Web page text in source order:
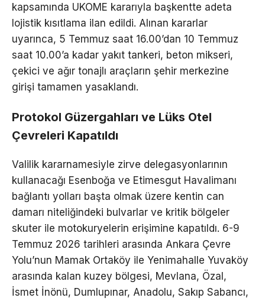
kapsamında UKOME kararıyla başkentte adeta
lojistik kısıtlama ilan edildi. Alınan kararlar
uyarınca, 5 Temmuz saat 16.00’dan 10 Temmuz
saat 10.00’a kadar yakıt tankeri, beton mikseri,
çekici ve ağır tonajlı araçların şehir merkezine
girişi tamamen yasaklandı.
Protokol Güzergahları ve Lüks Otel
Çevreleri Kapatıldı
Valilik kararnamesiyle zirve delegasyonlarının
kullanacağı Esenboğa ve Etimesgut Havalimanı
bağlantı yolları başta olmak üzere kentin can
damarı niteliğindeki bulvarlar ve kritik bölgeler
skuter ile motokuryelerin erişimine kapatıldı. 6-9
Temmuz 2026 tarihleri arasında Ankara Çevre
Yolu’nun Mamak Ortaköy ile Yenimahalle Yuvaköy
arasında kalan kuzey bölgesi, Mevlana, Özal,
İsmet İnönü, Dumlupınar, Anadolu, Sakıp Sabancı,